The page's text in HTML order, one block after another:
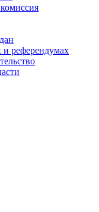
и референдумах